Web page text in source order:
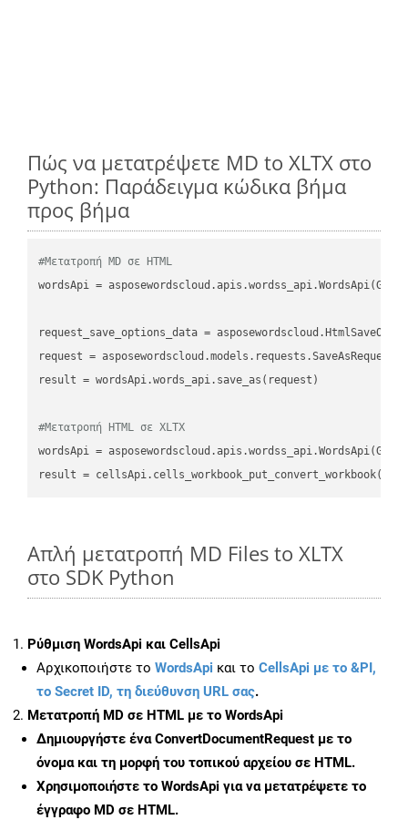
Πώς να μετατρέψετε MD to XLTX στο
Python: Παράδειγμα κώδικα βήμα
προς βήμα
#Μετατροπή MD σε HTML
wordsApi =
request_save_options_data =
request
result = wordsApi.words_api.save_as(request)
#Μετατροπή HTML σε XLTX
wordsApi =
result =
Απλή μετατροπή MD Files to XLTX
στο SDK Python
Ρύθμιση WordsApi και CellsApi
Αρχικοποιήστε το WordsApi και το CellsApi με το &PI,
το Secret ID, τη διεύθυνση URL σας.
Μετατροπή MD σε HTML με το WordsApi
Δημιουργήστε έναConvertDocumentRequest με το
όνομα και τη μορφή του τοπικού αρχείου σε HTML.
Χρησιμοποιήστε το WordsApi για να μετατρέψετε το
έγγραφο MD σε HTML.